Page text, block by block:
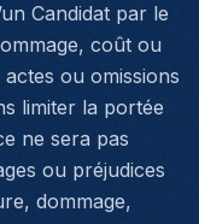
Candidat par le
coût ou
ou omissions
limiter la portée
ne sera pas
ou préjudices
dommage,